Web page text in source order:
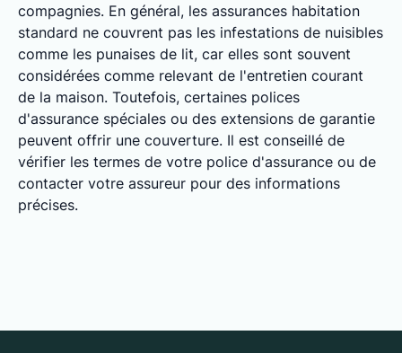
compagnies. En général, les assurances habitation
standard ne couvrent pas les infestations de nuisibles
comme les punaises de lit, car elles sont souvent
considérées comme relevant de l'entretien courant
de la maison. Toutefois, certaines polices
d'assurance spéciales ou des extensions de garantie
peuvent offrir une couverture. Il est conseillé de
vérifier les termes de votre police d'assurance ou de
contacter votre assureur pour des informations
précises.